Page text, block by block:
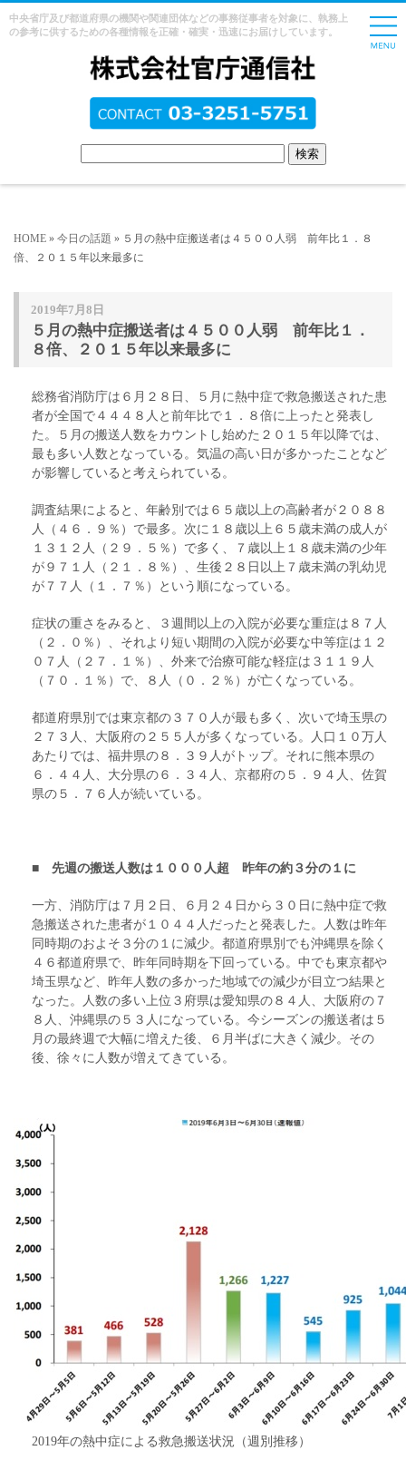
中央省庁及び都道府県の機関や関連団体などの事務従事者を対象に、執務上
の参考に供するための各種情報を正確・確実・迅速にお届けしています。
HOME » 今日の話題 » ５月の熱中症搬送者は４５００人弱 前年比１．８
倍、２０１５年以来最多に
2019年7月8日
５月の熱中症搬送者は４５００人弱 前年比１．
８倍、２０１５年以来最多に
総務省消防庁は６月２８日、５月に熱中症で救急搬送された患
者が全国で４４４８人と前年比で１．８倍に上ったと発表し
た。５月の搬送人数をカウントし始めた２０１５年以降では、
最も多い人数となっている。気温の高い日が多かったことなど
が影響していると考えられている。
調査結果によると、年齢別では６５歳以上の高齢者が２０８８
人（４６．９％）で最多。次に１８歳以上６５歳未満の成人が
１３１２人（２９．５％）で多く、７歳以上１８歳未満の少年
が９７１人（２１．８％）、生後２８日以上７歳未満の乳幼児
が７７人（１．７％）という順になっている。
症状の重さをみると、３週間以上の入院が必要な重症は８７人
（２．０％）、それより短い期間の入院が必要な中等症は１２
０７人（２７．１％）、外来で治療可能な軽症は３１１９人
（７０．１％）で、８人（０．２％）が亡くなっている。
都道府県別では東京都の３７０人が最も多く、次いで埼玉県の
２７３人、大阪府の２５５人が多くなっている。人口１０万人
あたりでは、福井県の８．３９人がトップ。それに熊本県の
６．４４人、大分県の６．３４人、京都府の５．９４人、佐賀
県の５．７６人が続いている。
■ 先週の搬送人数は１０００人超 昨年の約３分の１に
一方、消防庁は７月２日、６月２４日から３０日に熱中症で救
急搬送された患者が１０４４人だったと発表した。人数は昨年
同時期のおよそ３分の１に減少。都道府県別でも沖縄県を除く
４６都道府県で、昨年同時期を下回っている。中でも東京都や
埼玉県など、昨年人数の多かった地域での減少が目立つ結果と
なった。人数の多い上位３府県は愛知県の８４人、大阪府の７
８人、沖縄県の５３人になっている。今シーズンの搬送者は５
月の最終週で大幅に増えた後、６月半ばに大きく減少。その
後、徐々に人数が増えてきている。
2019年の熱中症による救急搬送状況（週別推移）